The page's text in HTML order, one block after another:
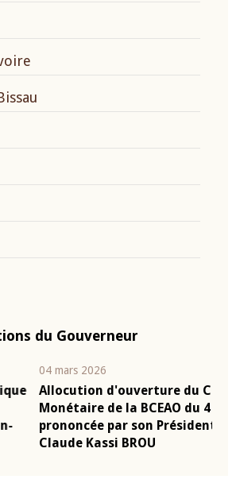
du Gouverneur
du Comité de Politique
BCEAO du 4 mars 2026,
son Président Monsieur Jean-